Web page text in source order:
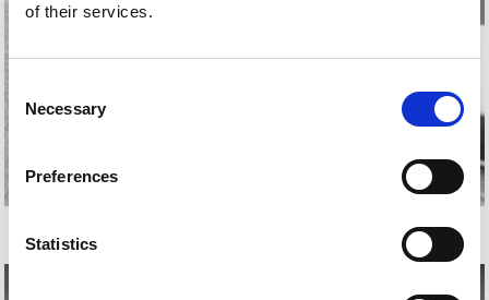
of their services.
Selection
Necessary
Preferences
Statistics